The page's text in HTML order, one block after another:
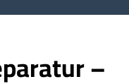
–